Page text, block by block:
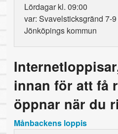
Lördagar kl. 09:00
var: Svavelsticksgränd 7-
Jönköpings kommun
innan för att få
öppnar när du
Månbackens loppis